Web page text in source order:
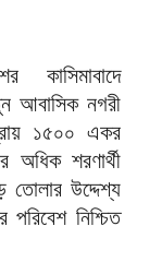
কাসিমাবাদে
আবাসিক নগরী
১৫০০ একর
শরণার্থী
তোলার উদ্দেশ্য
নিশ্চিত